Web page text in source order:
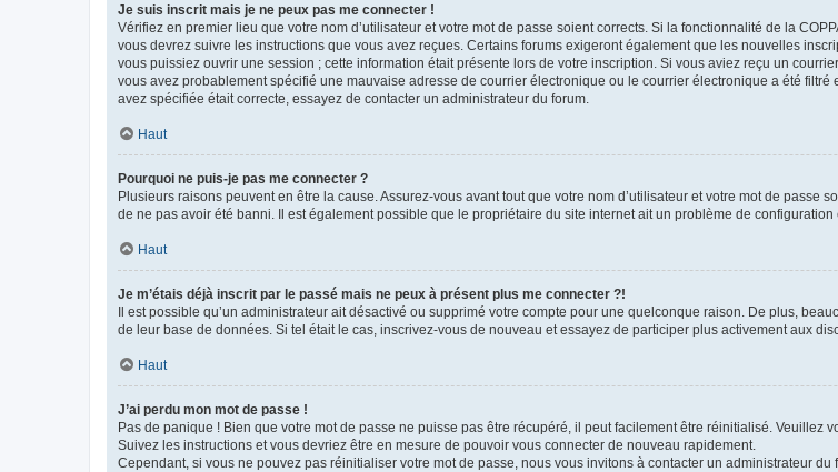
Je suis inscrit mais je ne peux pas me connecter !
Vérifiez en premier lieu que votre nom d’utilisateur et votre mot de passe soient corrects. Si la fonctionnalité de la
vous devrez suivre les instructions que vous avez reçues. Certains forums exigeront également que les nouvelles
vous puissiez ouvrir une session ; cette information était présente lors de votre inscription. Si vous aviez reçu un
vous avez probablement spécifié une mauvaise adresse de courrier électronique ou le courrier électronique a été
avez spécifiée était correcte, essayez de contacter un administrateur du forum.
Haut
Pourquoi ne puis-je pas me connecter ?
Plusieurs raisons peuvent en être la cause. Assurez-vous avant tout que votre nom d’utilisateur et votre mot de passe
de ne pas avoir été banni. Il est également possible que le propriétaire du site internet ait un problème de configuration
Haut
Je m’étais déjà inscrit par le passé mais ne peux à présent plus me connecter ?!
Il est possible qu’un administrateur ait désactivé ou supprimé votre compte pour une quelconque raison. De plus,
de leur base de données. Si tel était le cas, inscrivez-vous de nouveau et essayez de participer plus activement aux
Haut
J’ai perdu mon mot de passe !
Pas de panique ! Bien que votre mot de passe ne puisse pas être récupéré, il peut facilement être réinitialisé. Veuillez
Suivez les instructions et vous devriez être en mesure de pouvoir vous connecter de nouveau rapidement.
Cependant, si vous ne pouvez pas réinitialiser votre mot de passe, nous vous invitons à contacter un administrateur du